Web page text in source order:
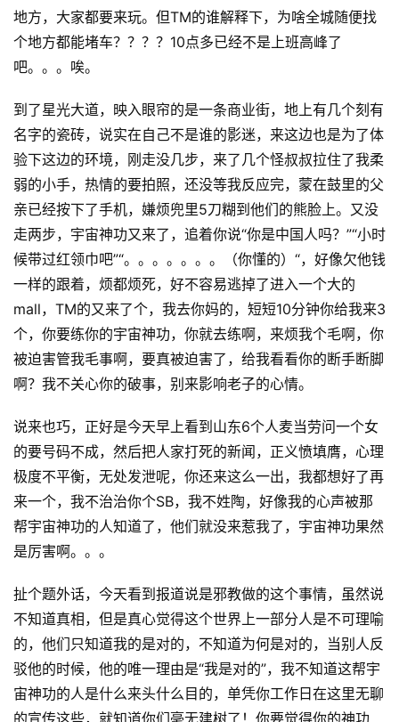
原
创
地方，大家都要来玩。但TM的谁解释下，为啥全城随便找
个地方都能堵车？？？？10点多已经不是上班高峰了
吧。。。唉。
到了星光大道，映入眼帘的是一条商业街，地上有几个刻有
名字的瓷砖，说实在自己不是谁的影迷，来这边也是为了体
验下这边的环境，刚走没几步，来了几个怪叔叔拉住了我柔
弱的小手，热情的要拍照，还没等我反应完，蒙在鼓里的父
亲已经按下了手机，嫌烦兜里5刀糊到他们的熊脸上。又没
走两步，宇宙神功又来了，追着你说“你是中国人吗？”“小时
候带过红领巾吧”“。。。。。。。（你懂的）“，好像欠他钱
一样的跟着，烦都烦死，好不容易逃掉了进入一个大的
mall，TM的又来了个，我去你妈的，短短10分钟你给我来3
个，你要练你的宇宙神功，你就去练啊，来烦我个毛啊，你
被迫害管我毛事啊，要真被迫害了，给我看看你的断手断脚
啊？我不关心你的破事，别来影响老子的心情。
说来也巧，正好是今天早上看到山东6个人麦当劳问一个女
的要号码不成，然后把人家打死的新闻，正义愤填膺，心理
极度不平衡，无处发泄呢，你还来这么一出，我都想好了再
来一个，我不治治你个SB，我不姓陶，好像我的心声被那
帮宇宙神功的人知道了，他们就没来惹我了，宇宙神功果然
是厉害啊。。。
扯个题外话，今天看到报道说是邪教做的这个事情，虽然说
不知道真相，但是真心觉得这个世界上一部分人是不可理喻
的，他们只知道我的是对的，不知道为何是对的，当别人反
驳他的时候，他的唯一理由是“我是对的”，我不知道这帮宇
宙神功的人是什么来头什么目的，单凭你工作日在这里无聊